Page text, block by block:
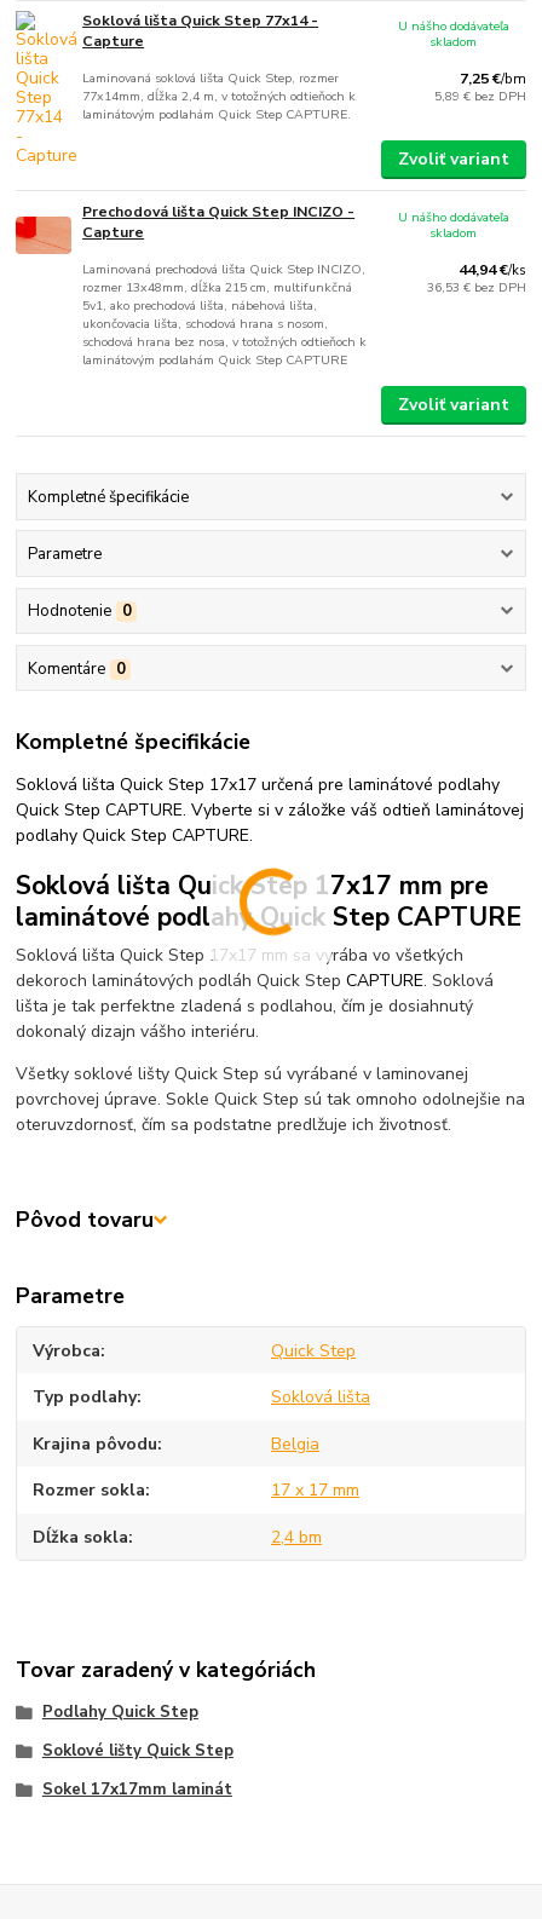
Soklová lišta Quick Step 77x14 -
Capture
Laminovaná soklová lišta Quick Step, rozmer
77x14mm, dĺžka 2,4 m, v totožných odtieňoch k
laminátovým podlahám Quick Step CAPTURE.
7,25 €/bm
5,89 € bez DPH
U nášho dodávateľa
skladom
Zvoliť variant
Prechodová lišta Quick Step INCIZO -
Capture
Laminovaná prechodová lišta Quick Step INCIZO,
rozmer 13x48mm, dĺžka 215 cm, multifunkčná
5v1, ako prechodová lišta, nábehová lišta,
ukončovacia lišta, schodová hrana s nosom,
schodová hrana bez nosa, v totožných odtieňoch k
laminátovým podlahám Quick Step CAPTURE
44,94 €/ks
36,53 € bez DPH
U nášho dodávateľa
skladom
Zvoliť variant
Kompletné špecifikácie
Parametre
Hodnotenie 0
Komentáre 0
Kompletné špecifikácie
Soklová lišta Quick Step 17x17 určená pre laminátové podlahy
Quick Step CAPTURE. Vyberte si v záložke váš odtieň laminátovej
podlahy Quick Step CAPTURE.
Soklová lišta Quick Step 17x17 mm pre
laminátové podlahy Quick Step CAPTURE
Soklová lišta Quick Step 17x17 mm sa vyrába vo všetkých
dekoroch laminátových podláh Quick StepCAPTURE. Soklová
lišta je tak perfektne zladená s podlahou, čím je dosiahnutý
dokonalý dizajn vášho interiéru.
Všetky soklové lišty Quick Step sú vyrábané v laminovanej
povrchovej úprave. Sokle Quick Step sú tak omnoho odolnejšie na
oteruvzdornosť, čím sa podstatne predlžuje ich životnosť.
Pôvod tovaru
Parametre
Výrobca Quick Step
Typ podlahy Soklová lišta
Krajina pôvodu Belgia
Rozmer sokla 17 x 17 mm
Dĺžka sokla 2,4 bm
Tovar zaradený v kategóriách
Podlahy Quick Step
Soklové lišty Quick Step
Sokel 17x17mm laminát